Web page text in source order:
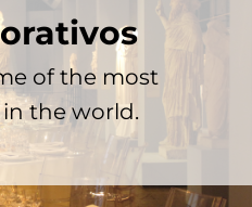
of the most
the world.